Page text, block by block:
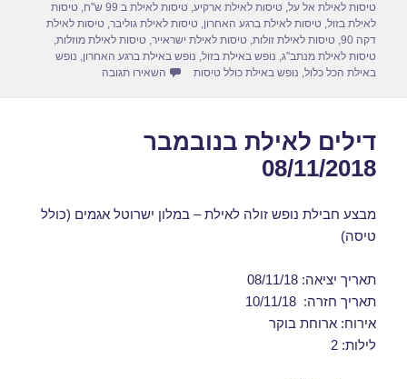
טיסות לאילת אל על,טיסות לאילת ארקיע,טיסות לאילת ב 99 ש"ח ,טיסות
לאילת בזול,טיסות לאילת ברגע האחרון,טיסות לאילת גוליבר,טיסות לאילת
דקה 90
,טיסות לאילת זולות,טיסות לאילת ישראייר,טיסות לאילת מוזלות,
טיסות לאילת מנתב"ג, נופש באילת בזול, נופש באילת ברגע האחרון, נופש
באילת הכל כלול, נופש באילת כולל טיסות השאירו תגובה
דילים לאילת בנובמבר
08/11/2018
מבצע חבילת נופש זולה לאילת – במלון ישרוטל אגמים (כולל
טיסה)
תאריך יציאה: 08/11/18
תאריך חזרה: 10/11/18
אירוח: ארוחת בוקר
לילות: 2